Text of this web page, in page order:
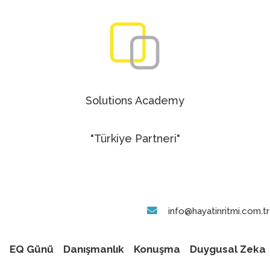
Solutions Academy
"Türkiye Partneri"
info@hayatinritmi.com.tr
EQ Günü Danışmanlık Konuşma Duygusal Zeka